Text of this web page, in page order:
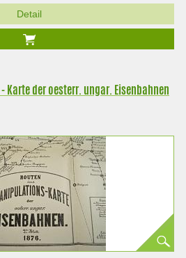
Detail
der oesterr. ungar. Eisenbahnen